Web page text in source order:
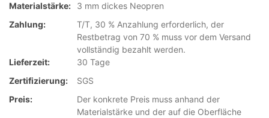
Materialstärke:
3 mm dickes Neopren
Zahlung:
T/T, 30 % Anzahlung erforderlich, der
Restbetrag von 70 % muss vor dem Versand
vollständig bezahlt werden.
Lieferzeit:
30 Tage
Zertifizierung:
SGS
Preis:
Der konkrete Preis muss anhand der
Materialstärke und der auf die Oberfläche